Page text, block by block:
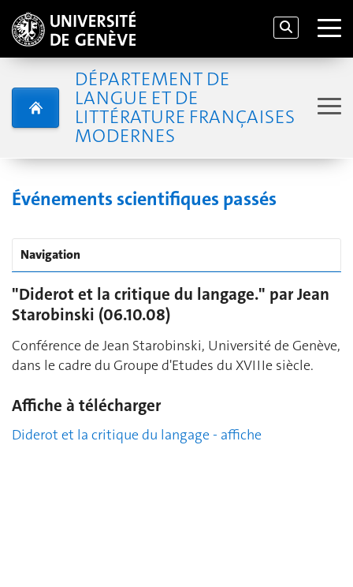
DÉPARTEMENT DE
LANGUE ET DE
LITTÉRATURE FRANÇAISES
MODERNES
Événements scientifiques passés
Navigation
"Diderot et la critique du langage." par Jean
Starobinski (06.10.08)
Conférence de Jean Starobinski, Université de Genève,
dans le cadre du Groupe d'Etudes du XVIIIe siècle.
Affiche à télécharger
Diderot et la critique du langage - affiche